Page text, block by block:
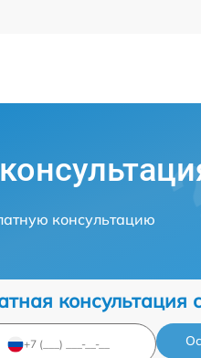
консультацию
консультация